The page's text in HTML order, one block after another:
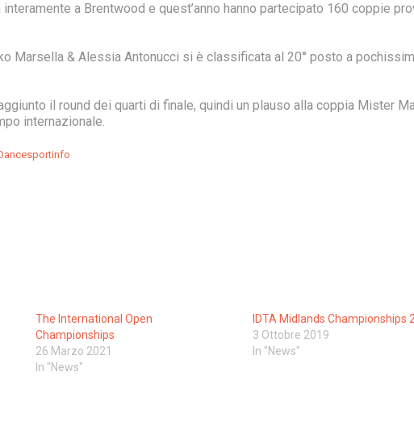
a Brentwood e quest’anno hanno partecipato 160 coppie
Marsella & Alessia Antonucci si è classificata al 20° posto a
il round dei quarti di finale, quindi un plauso alla coppia Mister
internazionale.
The International Open
Championships
26 Marzo 2021
In "News"
IDTA Midlands Championships
3 Ottobre 2019
In "News"